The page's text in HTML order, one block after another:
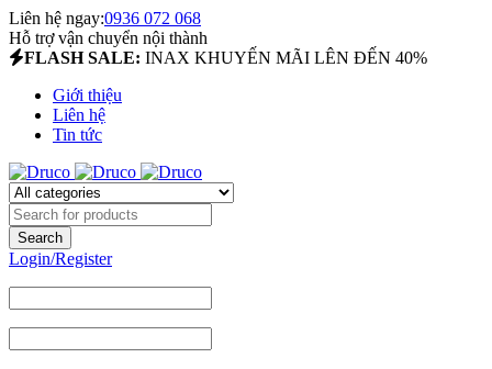
Liên hệ ngay:0936 072 068
Hỗ trợ vận chuyển nội thành
FLASH SALE: INAX KHUYẾN MÃI LÊN ĐẾN 40%
Giới thiệu
Liên hệ
Tin tức
Login/Register